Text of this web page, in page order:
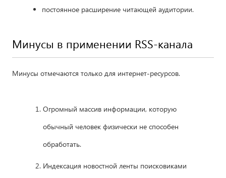
постоянное расширение читающей аудитории.
Минусы в применении RSS-канала
Минусы отмечаются только для интернет-ресурсов.
Огромный массив информации, которую
обычный человек физически не способен
обработать.
Индексация новостной ленты поисковиками